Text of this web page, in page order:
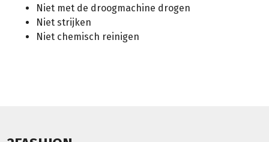
Niet met de droogmachine drogen
Niet strijken
Niet chemisch reinigen